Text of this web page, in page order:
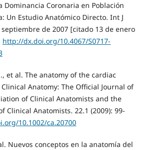
Dominancia Coronaria en Población
Un Estudio Anatómico Directo. Int J
de 2007 [citado 13 de enero
http://dx.doi.org/10.4067/S0717-
et al. The anatomy of the cardiac
Anatomy: The Official Journal of
of Clinical Anatomists and the
Clinical Anatomists. 22.1 (2009): 99-
10.1002/ca.20700
Nuevos conceptos en la anatomía del